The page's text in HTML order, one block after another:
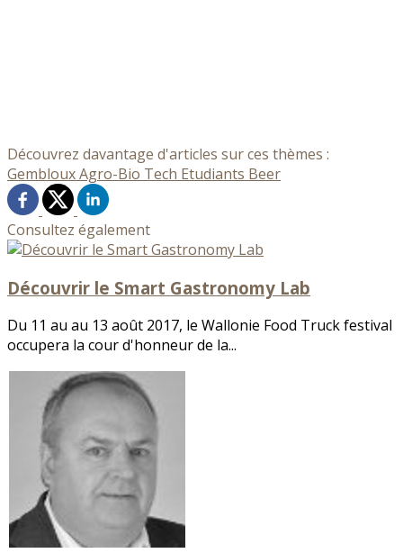
Découvrez davantage d'articles sur ces thèmes :
Gembloux Agro-Bio Tech Etudiants Beer
Consultez également
Découvrir le Smart Gastronomy Lab
Du 11 au au 13 août 2017, le Wallonie Food Truck festival
occupera la cour d'honneur de la...